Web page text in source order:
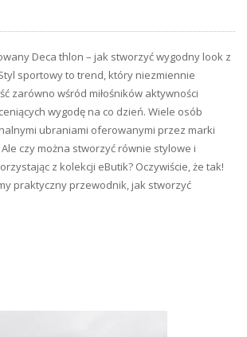
Deca thlon – jak stworzyć wygodny look z
sportowy to trend, który niezmiennie
zarówno wśród miłośników aktywności
wygodę na co dzień. Wiele osób
ubraniami oferowanymi przez marki
czy można stworzyć równie stylowe i
z kolekcji eButik? Oczywiście, że tak!
praktyczny przewodnik, jak stworzyć